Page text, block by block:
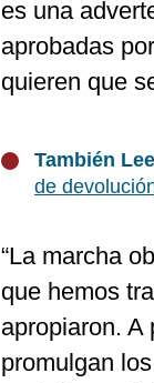
es una
aprobadas
quieren que
También
de
“La marcha
que hemos
apropiaron. A
promulgan